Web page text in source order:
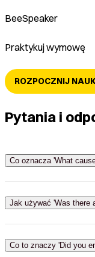
BeeSpeaker
Praktykuj wymowę
ROZPOCZNIJ
Pytania i
Co oznacza 'What
'What caused the
spowodowało
Jak używać 'Was there
'Was there a
problem z
Co to znaczy 'Did you